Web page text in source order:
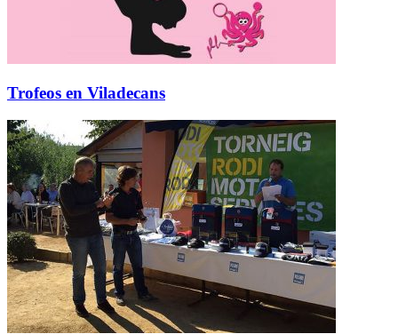
Trofeos en Viladecans